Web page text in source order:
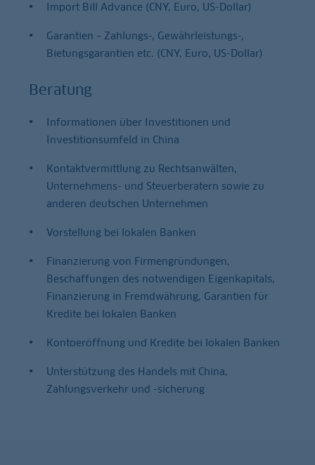
Import Bill Advance (CNY, Euro, US-Dollar)
Garantien – Zahlungs-, Gewährleistungs-,
Bietungsgarantien etc. (CNY, Euro, US-Dollar)
Beratung
Informationen über Investitionen und
Investitionsumfeld in China
Kontaktvermittlung zu Rechtsanwälten,
Unternehmens- und Steuerberatern sowie zu
anderen deutschen Unternehmen
Vorstellung bei lokalen Banken
Finanzierung von Firmengründungen,
Beschaffungen des notwendigen Eigenkapitals,
Finanzierung in Fremdwährung, Garantien für
Kredite bei lokalen Banken
Kontoeröffnung und Kredite bei lokalen Banken
Unterstützung des Handels mit China,
Zahlungsverkehr und -sicherung